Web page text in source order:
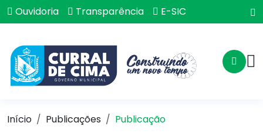
Ouvidoria Transparência E-SIC
Início Publicações Publicação